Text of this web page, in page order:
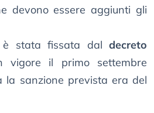
devono essere aggiunti gli
è stata fissata dal decreto
vigore il primo settembre
la sanzione prevista era del